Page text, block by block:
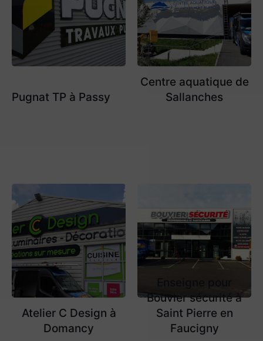
Pugnat TP à Passy
Centre aquatique de
Sallanches
Atelier C Design à
Domancy
Bouvier sécurité à
Saint Pierre en
Faucigny